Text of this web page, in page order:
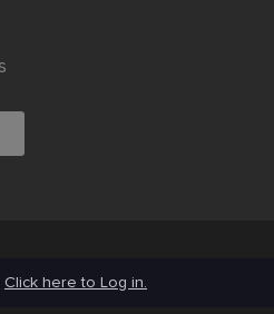
Click here to Log in.